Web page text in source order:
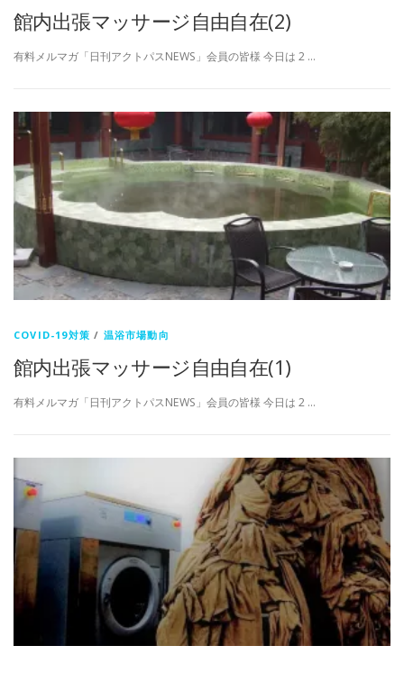
館内出張マッサージ自由自在(2)
有料メルマガ「日刊アクトパスNEWS」会員の皆様 今日は 2 …
COVID-19対策 / 温浴市場動向
館内出張マッサージ自由自在(1)
有料メルマガ「日刊アクトパスNEWS」会員の皆様 今日は 2 …